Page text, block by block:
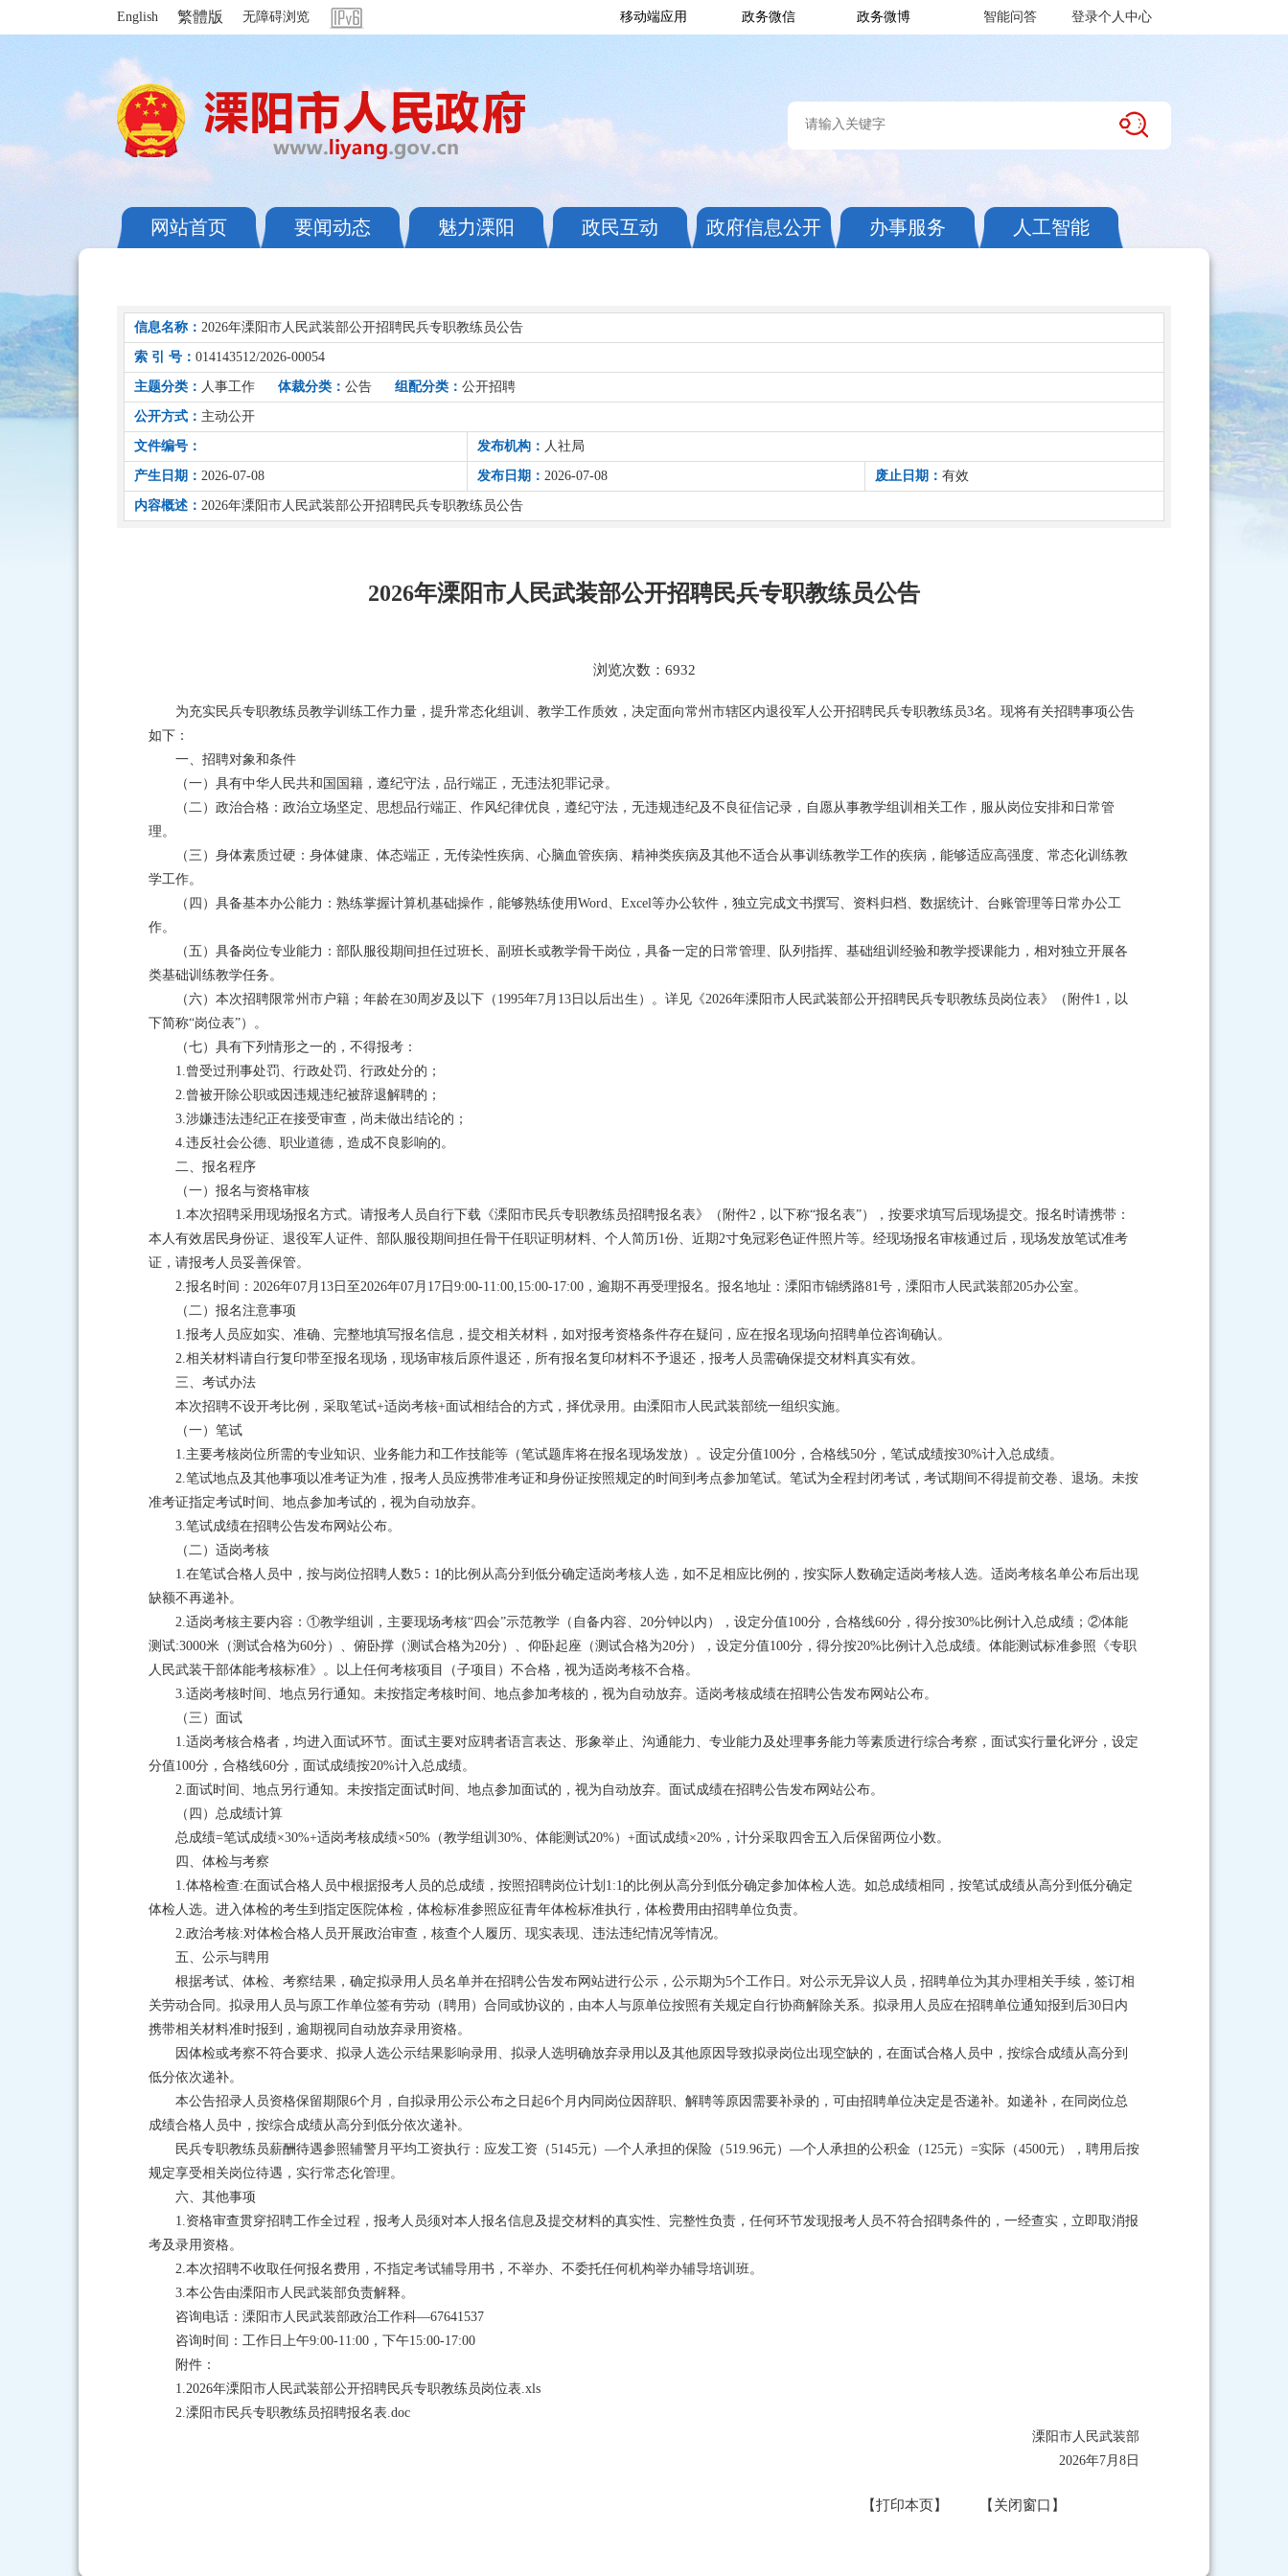
English 繁體版 无障碍浏览 移动端应用 政务微信 政务微博 智能问答 登录个人中心
网站首页 要闻动态 魅力溧阳 政民互动 政府信息公开 办事服务 人工智能
信息名称： 2026年溧阳市人民武装部公开招聘民兵专职教练员公告
索 引 号： 014143512/2026-00054
主题分类： 人事工作 体裁分类： 公告 组配分类： 公开招聘
公开方式： 主动公开
文件编号： 发布机构： 人社局
产生日期： 2026-07-08 发布日期： 2026-07-08 废止日期： 有效
内容概述： 2026年溧阳市人民武装部公开招聘民兵专职教练员公告
2026年溧阳市人民武装部公开招聘民兵专职教练员公告
浏览次数： 6932
为充实民兵专职教练员教学训练工作力量，提升常态化组训、教学工作质效，决定面向常州市辖区内退役军人公开招聘民兵专职教练员3名。现将有关招聘事项公告
如下：
一、招聘对象和条件
（一）具有中华人民共和国国籍，遵纪守法，品行端正，无违法犯罪记录。
（二）政治合格：政治立场坚定、思想品行端正、作风纪律优良，遵纪守法，无违规违纪及不良征信记录，自愿从事教学组训相关工作，服从岗位安排和日常管
理。
（三）身体素质过硬：身体健康、体态端正，无传染性疾病、心脑血管疾病、精神类疾病及其他不适合从事训练教学工作的疾病，能够适应高强度、常态化训练教
学工作。
（四）具备基本办公能力：熟练掌握计算机基础操作，能够熟练使用Word、Excel等办公软件，独立完成文书撰写、资料归档、数据统计、台账管理等日常办公工
作。
（五）具备岗位专业能力：部队服役期间担任过班长、副班长或教学骨干岗位，具备一定的日常管理、队列指挥、基础组训经验和教学授课能力，相对独立开展各
类基础训练教学任务。
（六）本次招聘限常州市户籍；年龄在30周岁及以下（1995年7月13日以后出生）。详见《2026年溧阳市人民武装部公开招聘民兵专职教练员岗位表》（附件1，以
下简称“岗位表”）。
（七）具有下列情形之一的，不得报考：
1.曾受过刑事处罚、行政处罚、行政处分的；
2.曾被开除公职或因违规违纪被辞退解聘的；
3.涉嫌违法违纪正在接受审查，尚未做出结论的；
4.违反社会公德、职业道德，造成不良影响的。
二、报名程序
（一）报名与资格审核
1.本次招聘采用现场报名方式。请报考人员自行下载《溧阳市民兵专职教练员招聘报名表》（附件2，以下称“报名表”），按要求填写后现场提交。报名时请携带：
本人有效居民身份证、退役军人证件、部队服役期间担任骨干任职证明材料、个人简历1份、近期2寸免冠彩色证件照片等。经现场报名审核通过后，现场发放笔试准考
证，请报考人员妥善保管。
2.报名时间：2026年07月13日至2026年07月17日9:00-11:00,15:00-17:00，逾期不再受理报名。报名地址：溧阳市锦绣路81号，溧阳市人民武装部205办公室。
（二）报名注意事项
1.报考人员应如实、准确、完整地填写报名信息，提交相关材料，如对报考资格条件存在疑问，应在报名现场向招聘单位咨询确认。
2.相关材料请自行复印带至报名现场，现场审核后原件退还，所有报名复印材料不予退还，报考人员需确保提交材料真实有效。
三、考试办法
本次招聘不设开考比例，采取笔试+适岗考核+面试相结合的方式，择优录用。由溧阳市人民武装部统一组织实施。
（一）笔试
1.主要考核岗位所需的专业知识、业务能力和工作技能等（笔试题库将在报名现场发放）。设定分值100分，合格线50分，笔试成绩按30%计入总成绩。
2.笔试地点及其他事项以准考证为准，报考人员应携带准考证和身份证按照规定的时间到考点参加笔试。笔试为全程封闭考试，考试期间不得提前交卷、退场。未按
准考证指定考试时间、地点参加考试的，视为自动放弃。
3.笔试成绩在招聘公告发布网站公布。
（二）适岗考核
1.在笔试合格人员中，按与岗位招聘人数5︰1的比例从高分到低分确定适岗考核人选，如不足相应比例的，按实际人数确定适岗考核人选。适岗考核名单公布后出现
缺额不再递补。
2.适岗考核主要内容：①教学组训，主要现场考核“四会”示范教学（自备内容、20分钟以内），设定分值100分，合格线60分，得分按30%比例计入总成绩；②体能
测试:3000米（测试合格为60分）、俯卧撑（测试合格为20分）、仰卧起座（测试合格为20分），设定分值100分，得分按20%比例计入总成绩。体能测试标准参照《专职
人民武装干部体能考核标准》。以上任何考核项目（子项目）不合格，视为适岗考核不合格。
3.适岗考核时间、地点另行通知。未按指定考核时间、地点参加考核的，视为自动放弃。适岗考核成绩在招聘公告发布网站公布。
（三）面试
1.适岗考核合格者，均进入面试环节。面试主要对应聘者语言表达、形象举止、沟通能力、专业能力及处理事务能力等素质进行综合考察，面试实行量化评分，设定
分值100分，合格线60分，面试成绩按20%计入总成绩。
2.面试时间、地点另行通知。未按指定面试时间、地点参加面试的，视为自动放弃。面试成绩在招聘公告发布网站公布。
（四）总成绩计算
总成绩=笔试成绩×30%+适岗考核成绩×50%（教学组训30%、体能测试20%）+面试成绩×20%，计分采取四舍五入后保留两位小数。
四、体检与考察
1.体格检查:在面试合格人员中根据报考人员的总成绩，按照招聘岗位计划1:1的比例从高分到低分确定参加体检人选。如总成绩相同，按笔试成绩从高分到低分确定
体检人选。进入体检的考生到指定医院体检，体检标准参照应征青年体检标准执行，体检费用由招聘单位负责。
2.政治考核:对体检合格人员开展政治审查，核查个人履历、现实表现、违法违纪情况等情况。
五、公示与聘用
根据考试、体检、考察结果，确定拟录用人员名单并在招聘公告发布网站进行公示，公示期为5个工作日。对公示无异议人员，招聘单位为其办理相关手续，签订相
关劳动合同。拟录用人员与原工作单位签有劳动（聘用）合同或协议的，由本人与原单位按照有关规定自行协商解除关系。拟录用人员应在招聘单位通知报到后30日内
携带相关材料准时报到，逾期视同自动放弃录用资格。
因体检或考察不符合要求、拟录人选公示结果影响录用、拟录人选明确放弃录用以及其他原因导致拟录岗位出现空缺的，在面试合格人员中，按综合成绩从高分到
低分依次递补。
本公告招录人员资格保留期限6个月，自拟录用公示公布之日起6个月内同岗位因辞职、解聘等原因需要补录的，可由招聘单位决定是否递补。如递补，在同岗位总
成绩合格人员中，按综合成绩从高分到低分依次递补。
民兵专职教练员薪酬待遇参照辅警月平均工资执行：应发工资（5145元）—个人承担的保险（519.96元）—个人承担的公积金（125元）=实际（4500元），聘用后按
规定享受相关岗位待遇，实行常态化管理。
六、其他事项
1.资格审查贯穿招聘工作全过程，报考人员须对本人报名信息及提交材料的真实性、完整性负责，任何环节发现报考人员不符合招聘条件的，一经查实，立即取消报
考及录用资格。
2.本次招聘不收取任何报名费用，不指定考试辅导用书，不举办、不委托任何机构举办辅导培训班。
3.本公告由溧阳市人民武装部负责解释。
咨询电话：溧阳市人民武装部政治工作科—67641537
咨询时间：工作日上午9:00-11:00，下午15:00-17:00
附件：
1.2026年溧阳市人民武装部公开招聘民兵专职教练员岗位表.xls
2.溧阳市民兵专职教练员招聘报名表.doc
溧阳市人民武装部
2026年7月8日
【打印本页】 【关闭窗口】